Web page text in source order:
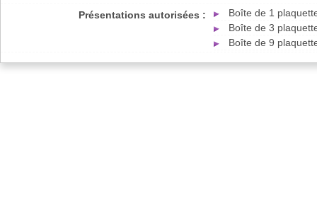
Présentations autorisées :
Boîte de 1
Boîte de 3
Boîte de 9